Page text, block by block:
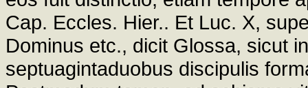
Cap. Eccles. Hier.. Et Luc. X,
Dominus etc., dicit Glossa, sicut
septuagintaduobus discipulis